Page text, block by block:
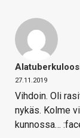
27.11.2019
Vihdoin. Oli
nykäs. Kolme
kunnossa…